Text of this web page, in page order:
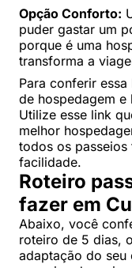
Opção Conforto:
puder gastar um
porque é uma
transforma a
Para conferir
de hospedagem e
Utilize esse link
melhor
todos os
facilidade.
Roteiro
fazer em
Abaixo, você
roteiro de 5 dias,
adaptação do